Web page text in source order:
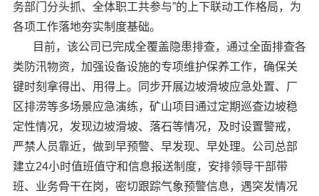
务部门分头抓、全体职工共参与”的上下联动工作格局，为
各项工作落地夯实制度基础。
目前，该公司已完成全覆盖隐患排查，通过全面排查各
类防汛物资，加强设备设施的专项维护保养工作，确保关
键时刻拿得出、用得上。同步开展边坡滑坡应急处置、厂
区排涝等多场景应急演练，矿山项目通过定期巡查边坡稳
定性情况，发现边坡滑坡、落石等情况，及时设置警戒，
严禁人员靠近，做到早预警、早发现、早处理。公司总部
建立24小时值班值守和信息报送制度，安排领导干部带
班、业务骨干在岗，密切跟踪气象预警信息，遇突发情况